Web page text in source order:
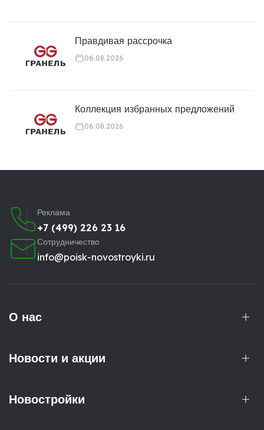
Правдивая рассрочка
06.08.2026
Коллекция избранных предложений
06.08.2026
Реклама
+7 (499) 226 23 16
Сотрудничество
info@poisk-novostroyki.ru
О нас
Новости и акции
Новостройки